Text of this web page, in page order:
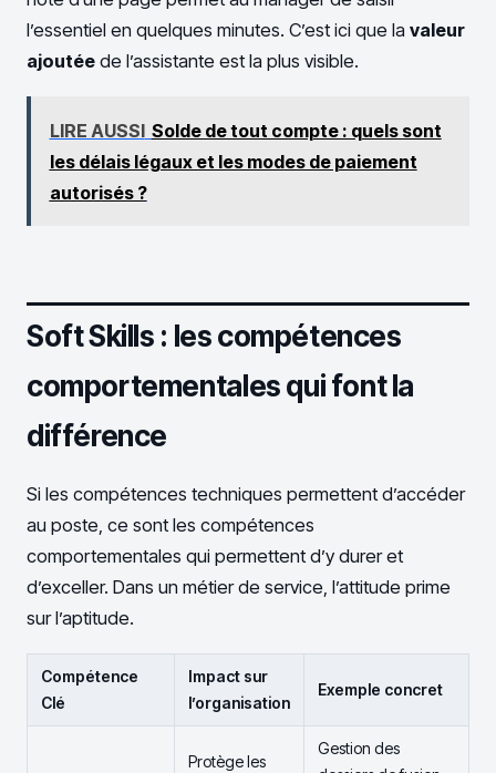
l’essentiel en quelques minutes. C’est ici que la valeur
ajoutée de l’assistante est la plus visible.
LIRE AUSSI Solde de tout compte : quels sont
les délais légaux et les modes de paiement
autorisés ?
Soft Skills : les compétences
comportementales qui font la
différence
Si les compétences techniques permettent d’accéder
au poste, ce sont les compétences
comportementales qui permettent d’y durer et
d’exceller. Dans un métier de service, l’attitude prime
sur l’aptitude.
Compétence
Clé
Impact sur
l’organisation
Exemple concret
Protège les
Gestion des